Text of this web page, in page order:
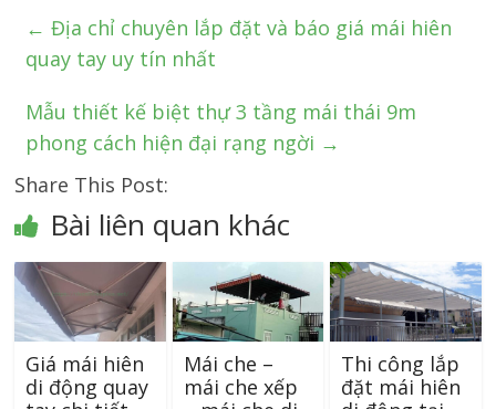
← Địa chỉ chuyên lắp đặt và báo giá mái hiên
quay tay uy tín nhất
Mẫu thiết kế biệt thự 3 tầng mái thái 9m
phong cách hiện đại rạng ngời →
Share This Post:
Bài liên quan khác
Giá mái hiên
di động quay
Mái che –
mái che xếp
Thi công lắp
đặt mái hiên